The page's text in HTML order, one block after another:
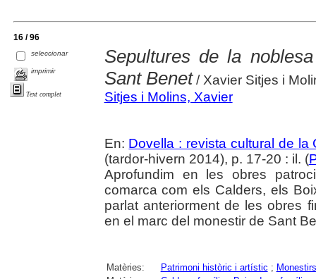
16 / 96
seleccionar
imprimir
Text complet
Sepultures de la
Sant Benet/ Xavier Sitjes i
Sitjes i Molins, Xavier
En: Dovella : revista cultural de la
(tardor-hivern 2014), p. 17-20 : il. (
Aprofundim en les obres
comarca com els Calders, els
parlat anteriorment de les obres
en el marc del monestir de Sant
Matèries: Patrimoni històric i artístic ; Monestirs